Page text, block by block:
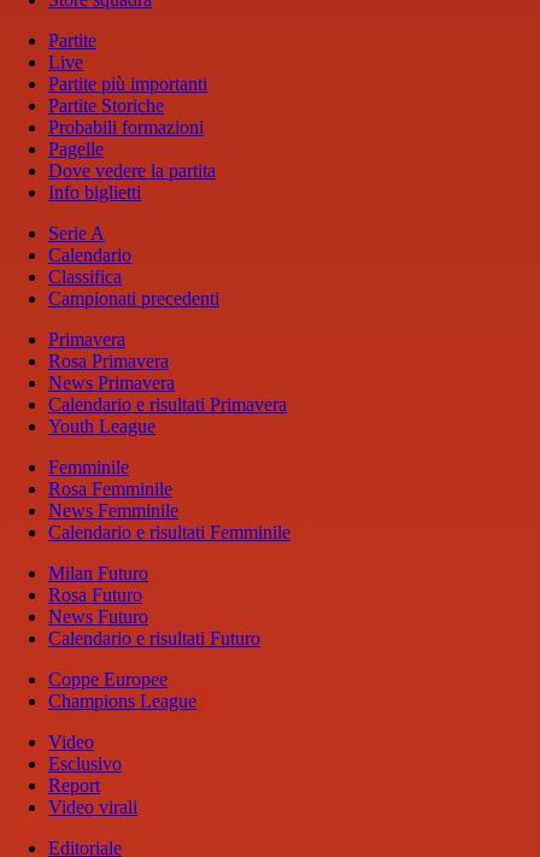
Partite
Live
Partite più importanti
Partite Storiche
Probabili formazioni
Pagelle
Dove vedere la partita
Info biglietti
Serie A
Calendario
Classifica
Campionati precedenti
Primavera
Rosa Primavera
News Primavera
Calendario e risultati Primavera
Youth League
Femminile
Rosa Femminile
News Femminile
Calendario e risultati Femminile
Milan Futuro
Rosa Futuro
News Futuro
Calendario e risultati Futuro
Coppe Europee
Champions League
Video
Esclusivo
Report
Video virali
Editoriale